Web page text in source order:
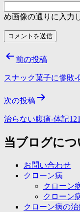
め画像の通りに入力
投
稿
ビ
ゲ
ー
前の投稿
スナック菓子に惨敗-
次の投稿
治らない腹痛-体記
当ブログにつ
お問い合わせ
クローン病
クローン
クローン
クローン病の治